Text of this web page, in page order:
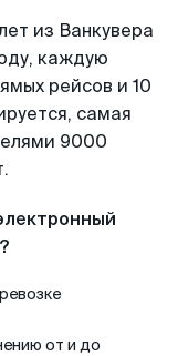
из Ванкувера
каждую
рейсов и 10
самая
9000
от и до